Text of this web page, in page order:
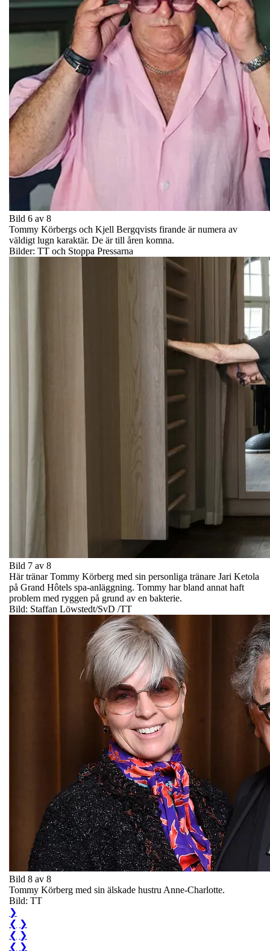
Bild 6 av 8
Tommy Körbergs och Kjell Bergqvists firande är numera av
väldigt lugn karaktär. De är till åren komna.
Bilder: TT och Stoppa Pressarna
Bild 7 av 8
Här tränar Tommy Körberg med sin personliga tränare Jari Ketola
på Grand Hôtels spa-anläggning. Tommy har bland annat haft
problem med ryggen på grund av en bakterie.
Bild: Staffan Löwstedt/SvD /TT
Bild 8 av 8
Tommy Körberg med sin älskade hustru Anne-Charlotte.
Bild: TT
❯
❮ ❯
❮ ❯
❮ ❯